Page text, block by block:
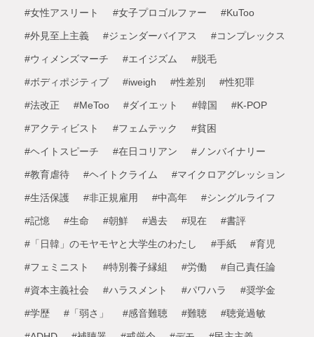
#女性アスリート #女子プロゴルファー #KuToo
#外見至上主義 #ジェンダーバイアス #コンプレックス
#ウィメンズマーチ #エイジズム #脱毛
#ボディポジティブ #iweigh #性差別 #性犯罪
#法改正 #MeToo #ダイエット #韓国 #K-POP
#アクティビスト #フェムテック #貧困
#ヘイトスピーチ #在日コリアン #ノンバイナリー
#教育虐待 #ヘイトクライム #マイクロアグレッション
#生活保護 #非正規雇用 #中高年 #シングルライフ
#記憶 #生命 #朝鮮 #過去 #現在 #書評
#「日韓」のモヤモヤと大学生のわたし #手紙 #育児
#フェミニスト #特別養子縁組 #労働 #自己責任論
#資本主義社会 #ハラスメント #パワハラ #奨学金
#学歴 #「弱さ」 #感音難聴 #難聴 #聴覚過敏